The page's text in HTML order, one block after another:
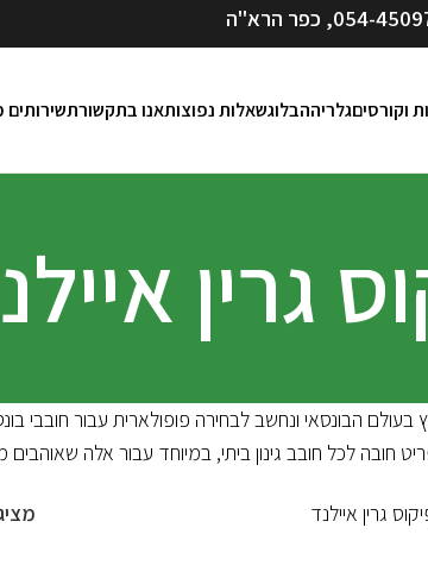
054-, כפר הרא"ה
וקורסיםגלריההבלוגשאלות נפוצותאנו בתקשורתשירותים
גרין
בעולם הבונסאי ונחשב לבחירה פופולארית עבור חובבי
חובה לכל חובב גינון ביתי, במיוחד עבור אלה
גרין איילנד